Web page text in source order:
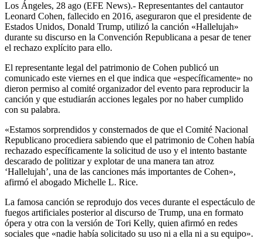
Los Ángeles, 28 ago (EFE News).- Representantes del cantautor
Leonard Cohen, fallecido en 2016, aseguraron que el presidente de
Estados Unidos, Donald Trump, utilizó la canción «Hallelujah»
durante su discurso en la Convención Republicana a pesar de tener
el rechazo explícito para ello.
El representante legal del patrimonio de Cohen publicó un
comunicado este viernes en el que indica que «específicamente» no
dieron permiso al comité organizador del evento para reproducir la
canción y que estudiarán acciones legales por no haber cumplido
con su palabra.
«Estamos sorprendidos y consternados de que el Comité Nacional
Republicano procediera sabiendo que el patrimonio de Cohen había
rechazado específicamente la solicitud de uso y el intento bastante
descarado de politizar y explotar de una manera tan atroz
‘Hallelujah’, una de las canciones más importantes de Cohen»,
afirmó el abogado Michelle L. Rice.
La famosa canción se reprodujo dos veces durante el espectáculo de
fuegos artificiales posterior al discurso de Trump, una en formato
ópera y otra con la versión de Tori Kelly, quien afirmó en redes
sociales que «nadie había solicitado su uso ni a ella ni a su equipo».